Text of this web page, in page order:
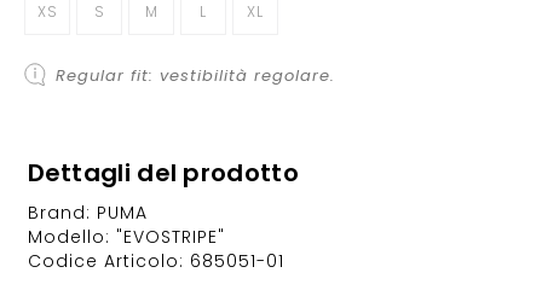
XS S M L XL
Regular fit: vestibilità regolare.
Dettagli del prodotto
Brand: PUMA
Modello: "EVOSTRIPE"
Codice Articolo: 685051-01